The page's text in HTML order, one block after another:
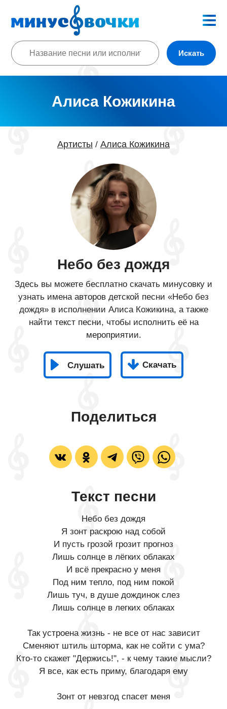
Искать
Алиса Кожикина
Артисты / Алиса Кожикина
Небо без дождя
Здесь вы можете бесплатно скачать минусовку и
узнать имена авторов детской песни «Небо без
дождя» в исполнении Алиса Кожикина, а также
найти текст песни, чтобы исполнить её на
мероприятии.
Слушать Скачать
Поделиться
Текст песни
Небо без дождя
Я зонт раскрою над собой
И пусть грозой грозит прогноз
Лишь солнце в лёгких облаках
И всё прекрасно у меня
Под ним тепло, под ним покой
Лишь туч, в душе дождинок слез
Лишь солнце в легких облаках
Так устроена жизнь - не все от нас зависит
Сменяют штиль шторма, как не сойти с ума?
Кто-то скажет "Держись!", - к чему такие мысли?
Я все, как есть приму, благодаря ему
Зонт от невзгод спасет меня